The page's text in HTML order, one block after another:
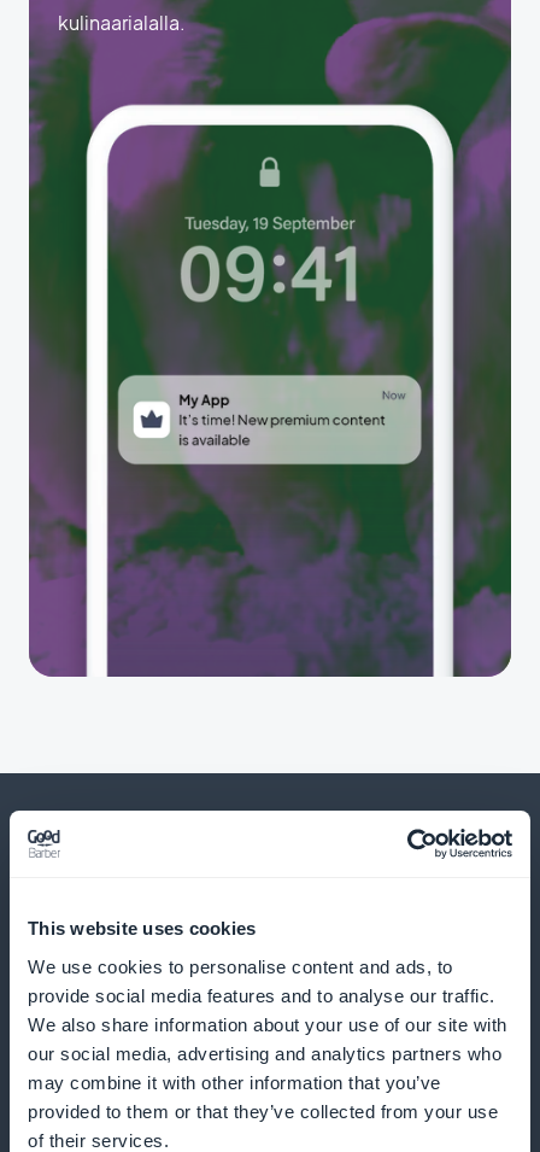
This website uses cookies
We use cookies to personalise content and ads, to
provide social media features and to analyse our traffic.
We also share information about your use of our site with
our social media, advertising and analytics partners who
may combine it with other information that you’ve
provided to them or that they’ve collected from your use
of their services.
kulinaarialalla.
Reaaliaikaiset tilastot